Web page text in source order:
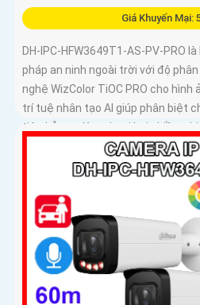
Giá Khuyến Mại:
DH-IPC-HFW3649T1-AS-PV-PRO
pháp an ninh ngoài trời với độ
nghệ WizColor TiOC PRO cho
trí tuệ nhân tạo AI giúp phân biệt
tiện hỗ trợ đàm thoại hai chiều,
nhớ lên đến 512GB